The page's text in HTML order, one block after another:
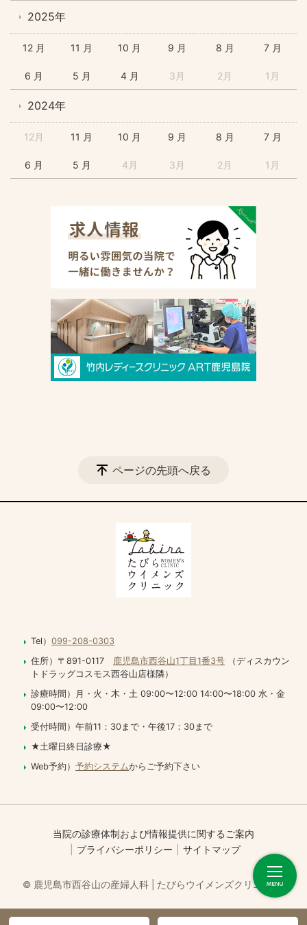
2025年
12 月 11 月 10 月 9 月 8 月 7 月
6 月 5 月 4 月 3月 2月 1月
2024年
12月 11 月 10 月 9 月 8 月 7 月
6 月 5 月 4月 3月 2月 1月
ページの先頭へ戻る
Tel） 099-208-0303
住所）〒891-0117 鹿児島市西谷山1丁目1番3号 （ディスカウン
トドラッグコスモス西谷山店様隣）
診療時間）月・火・木・土 09:00〜12:00 14:00〜18:00 水・金
09:00〜12:00
受付時間）午前11：30まで・午後17：30まで
★土曜日終日診療★
Web予約） 予約システムからご予約下さい
当院の診療体制および情報提供に関するご案内
プライバシーポリシー
サイトマップ
© 鹿児島市西谷山の産婦人科 | たびらウイメンズクリニック.